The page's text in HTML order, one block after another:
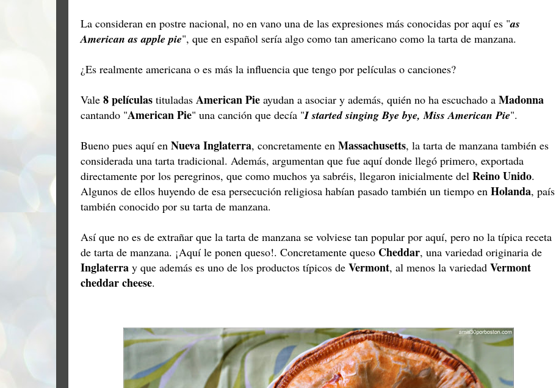
La consideran en postre nacional, no en vano una de las expresiones más conocidas por aquí es "as
American as apple pie", que en español sería algo como tan americano como la tarta de manzana.
¿Es realmente americana o es más la influencia que tengo por películas o canciones?
Vale 8 películas tituladas American Pie ayudan a asociar y además, quién no ha escuchado a Madonna
cantando "American Pie" una canción que decía "I started singing Bye bye, Miss American Pie".
Bueno pues aquí en Nueva Inglaterra, concretamente en Massachusetts, la tarta de manzana también es
considerada una tarta tradicional. Además, argumentan que fue aquí donde llegó primero, exportada
directamente por los peregrinos, que como muchos ya sabréis, llegaron inicialmente del Reino Unido.
Algunos de ellos huyendo de esa persecución religiosa habían pasado también un tiempo en Holanda, país
también conocido por su tarta de manzana.
Así que no es de extrañar que la tarta de manzana se volviese tan popular por aquí, pero no la típica receta
de tarta de manzana. ¡Aquí le ponen queso!. Concretamente queso Cheddar, una variedad originaria de
Inglaterra y que además es uno de los productos típicos de Vermont, al menos la variedad Vermont
cheddar cheese.